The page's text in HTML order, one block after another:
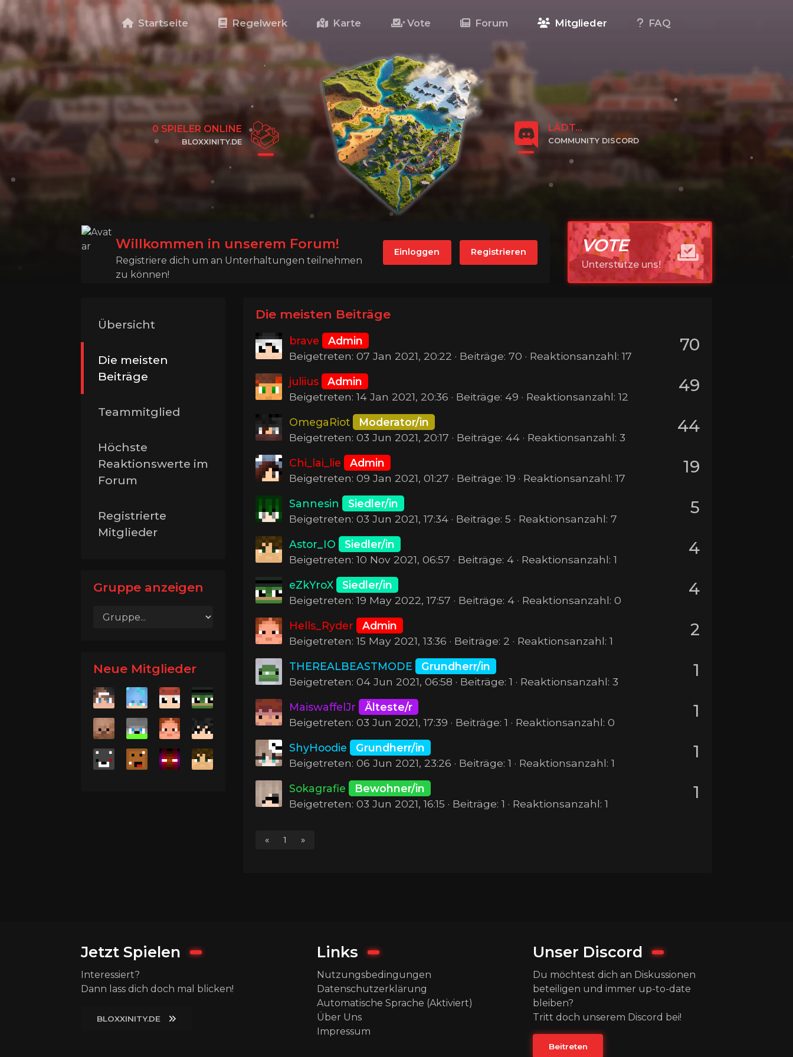
Startseite Regelwerk Karte Vote Forum Mitglieder FAQ
0 SPIELER ONLINE
BLOXXINITY.DE
LÄDT...
COMMUNITY DISCORD
KLICKE HIER, UM BEIZUTRETEN
Willkommen in unserem Forum!
Registriere dich um an Unterhaltungen teilnehmen
zu können!
Einloggen Registrieren VOTE
Unterstütze uns!
Übersicht
Die meisten
Beiträge
Teammitglied
Höchste
Reaktionswerte im
Forum
Registrierte
Mitglieder
Gruppe anzeigen
Neue Mitglieder
Die meisten Beiträge
brave
Admin
Beigetreten: 07 Jan 2021, 20:22 · Beiträge: 70 · Reaktionsanzahl: 17
70
juliius
Admin
Beigetreten: 14 Jan 2021, 20:36 · Beiträge: 49 · Reaktionsanzahl: 12
49
OmegaRiot
Moderator/in
Beigetreten: 03 Jun 2021, 20:17 · Beiträge: 44 · Reaktionsanzahl: 3
44
Chi_lai_lie
Admin
Beigetreten: 09 Jan 2021, 01:27 · Beiträge: 19 · Reaktionsanzahl: 17
19
Sannesin
Siedler/in
Beigetreten: 03 Jun 2021, 17:34 · Beiträge: 5 · Reaktionsanzahl: 7
5
Astor_IO
Siedler/in
Beigetreten: 10 Nov 2021, 06:57 · Beiträge: 4 · Reaktionsanzahl: 1
4
eZkYroX
Siedler/in
Beigetreten: 19 May 2022, 17:57 · Beiträge: 4 · Reaktionsanzahl: 0
4
Hells_Ryder
Admin
Beigetreten: 15 May 2021, 13:36 · Beiträge: 2 · Reaktionsanzahl: 1
2
THEREALBEASTMODE
Grundherr/in
Beigetreten: 04 Jun 2021, 06:58 · Beiträge: 1 · Reaktionsanzahl: 3
1
MaiswaffelJr
Älteste/r
Beigetreten: 03 Jun 2021, 17:39 · Beiträge: 1 · Reaktionsanzahl: 0
1
ShyHoodie
Grundherr/in
Beigetreten: 06 Jun 2021, 23:26 · Beiträge: 1 · Reaktionsanzahl: 1
1
Sokagrafie
Bewohner/in
Beigetreten: 03 Jun 2021, 16:15 · Beiträge: 1 · Reaktionsanzahl: 1
1
« 1 »
Jetzt Spielen
Interessiert?
Dann lass dich doch mal blicken!
BLOXXINITY.DE
Links
Nutzungsbedingungen
Datenschutzerklärung
Automatische Sprache (Aktiviert)
Über Uns
Impressum
Unser Discord
Du möchtest dich an Diskussionen
beteiligen und immer up-to-date
bleiben?
Tritt doch unserem Discord bei!
Beitreten